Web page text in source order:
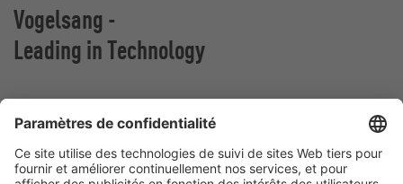
Vogelsang -
Leading in Technology
VOGELSANG BELGIUM N.V.
Slingerstraat 50